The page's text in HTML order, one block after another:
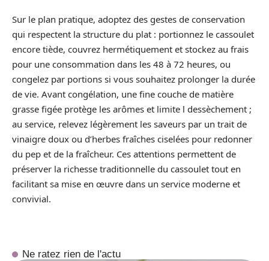
Sur le plan pratique, adoptez des gestes de conservation
qui respectent la structure du plat : portionnez le cassoulet
encore tiède, couvrez hermétiquement et stockez au frais
pour une consommation dans les 48 à 72 heures, ou
congelez par portions si vous souhaitez prolonger la durée
de vie. Avant congélation, une fine couche de matière
grasse figée protège les arômes et limite l dessèchement ;
au service, relevez légèrement les saveurs par un trait de
vinaigre doux ou d’herbes fraîches ciselées pour redonner
du pep et de la fraîcheur. Ces attentions permettent de
préserver la richesse traditionnelle du cassoulet tout en
facilitant sa mise en œuvre dans un service moderne et
convivial.
Ne ratez rien de l'actu